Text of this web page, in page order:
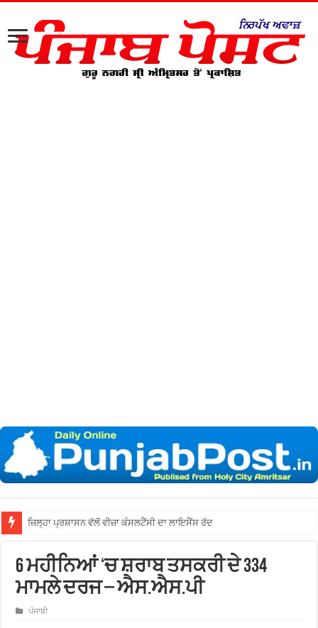
6 ਮਹੀਨਿਆਂ ‘ਚ ਸ਼ਰਾਬ ਤਸਕਰੀ ਦੇ 334
ਮਾਮਲੇ ਦਰਜ – ਐਸ.ਐਸ.ਪੀ
ਪੰਜਾਬੀ